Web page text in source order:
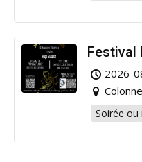
Festival
2026-
Colonne
Soirée ou